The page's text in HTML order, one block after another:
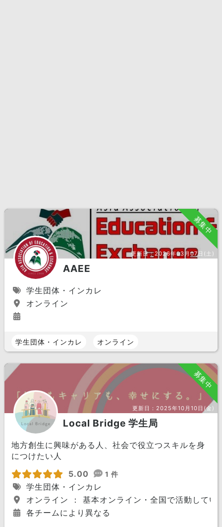
募集中
更新日：2026年03月07日(土)
AAEE
学生団体・インカレ
オンライン
学生団体・インカレ オンライン
募集中
更新日： 2025年10月10日(金)
Local Bridge 学生局
地方創生に興味がある人、社会で役立つスキルを身
につけたい人
5.00
1 件
学生団体・インカレ
オンライン ： 基本オンライン・全国で活動してい
各チームにより異なる